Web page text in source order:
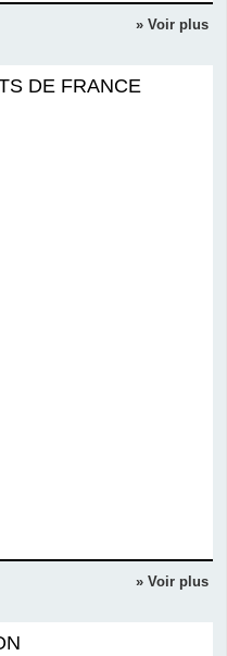
» Voir plus
DE FRANCE
» Voir plus